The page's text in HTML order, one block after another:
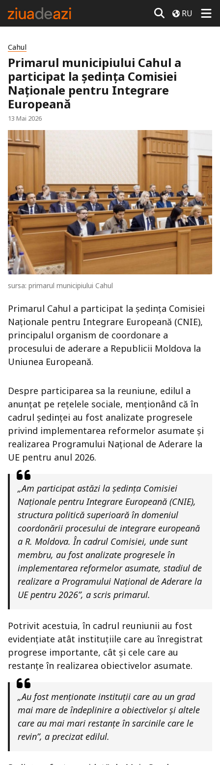
RU
Cahul
Primarul municipiului Cahul a
participat la ședința Comisiei
Naționale pentru Integrare
Europeană
13 Mai 2026
sursa: primarul municipiului Cahul
Primarul Cahul a participat la ședința Comisiei
Naționale pentru Integrare Europeană (CNIE),
principalul organism de coordonare a
procesului de aderare a Republicii Moldova la
Uniunea Europeană.
Despre participarea sa la reuniune, edilul a
anunțat pe rețelele sociale, menționând că în
cadrul ședinței au fost analizate progresele
privind implementarea reformelor asumate și
realizarea Programului Național de Aderare la
UE pentru anul 2026.
„Am participat astăzi la ședința Comisiei
Naționale pentru Integrare Europeană (CNIE),
structura politică superioară în domeniul
coordonării procesului de integrare europeană
a R. Moldova. În cadrul Comisiei, unde sunt
membru, au fost analizate progresele în
implementarea reformelor asumate, stadiul de
realizare a Programului Național de Aderare la
UE pentru 2026”, a scris primarul.
Potrivit acestuia, în cadrul reuniunii au fost
evidențiate atât instituțiile care au înregistrat
progrese importante, cât și cele care au
restanțe în realizarea obiectivelor asumate.
„Au fost menționate instituții care au un grad
mai mare de îndeplinire a obiectivelor și altele
care au mai mari restanțe în sarcinile care le
revin”, a precizat edilul.